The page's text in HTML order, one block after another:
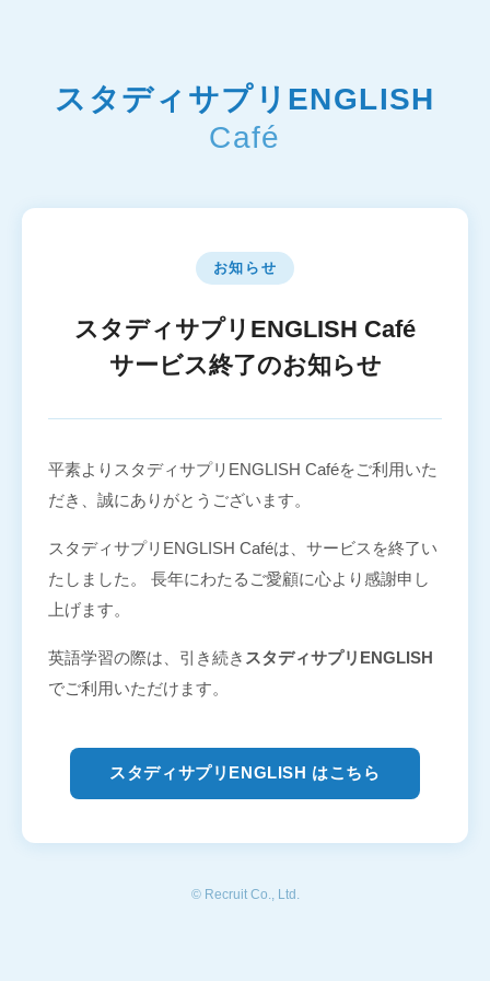
スタディサプリENGLISH
Café
お知らせ
スタディサプリENGLISH Café
サービス終了のお知らせ
平素よりスタディサプリENGLISH Caféをご利用いた
だき、誠にありがとうございます。
スタディサプリENGLISH Caféは、サービスを終了い
たしました。 長年にわたるご愛顧に心より感謝申し
上げます。
英語学習の際は、引き続き スタディサプリENGLISH
でご利用いただけます。
スタディサプリENGLISH はこちら
© Recruit Co., Ltd.